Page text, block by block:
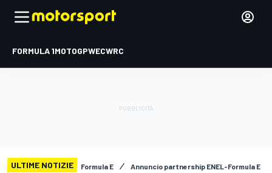
FORMULA 1MOTOGPWECWRC
ULTIME NOTIZIE Formula E Annuncio partnership ENEL-Formula E